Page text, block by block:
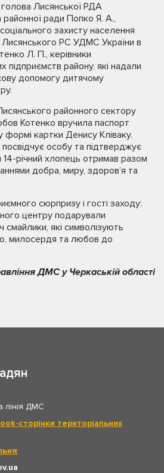
Лисянської РДА
ради Попко Я. А.,
захисту населення
Лисянського РС УДМС України в
Л. П., керівники
підприємств району, які надали
допомогу дитячому
районного сектору
Котенко вручила паспорт
формі картки Денису Кліваку.
особу та підтверджує
річний хлопець отримав разом
добра, миру, здоров’я та
сюрпризу і гості заходу:
центру подарували
смайлики, які символізують
милосердя та любов до
ДМС у Черкаській області
лінія ДМС
сторінки територіальних